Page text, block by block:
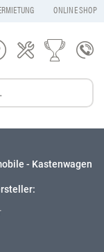
ONLINE SHOP
- Kastenwagen